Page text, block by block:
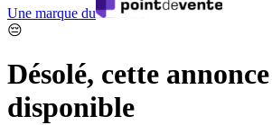
Une marque du
😔
Désolé, cette
disponible